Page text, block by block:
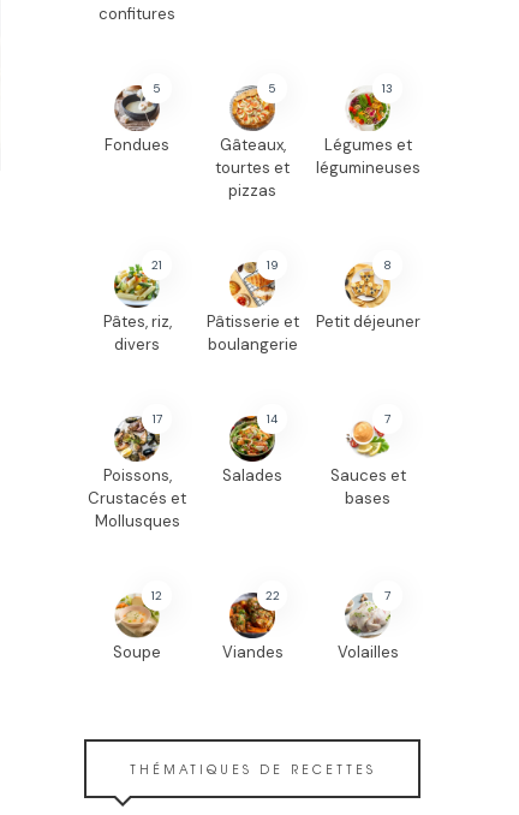
confitures
5
Fondues
5
Gâteaux,
tourtes et
pizzas
13
Légumes et
légumineuses
21
Pâtes, riz,
divers
19
Pâtisserie et
boulangerie
8
Petit déjeuner
17
Poissons,
Crustacés et
Mollusques
14
Salades
7
Sauces et
bases
12
Soupe
22
Viandes
7
Volailles
THÉMATIQUES DE RECETTES